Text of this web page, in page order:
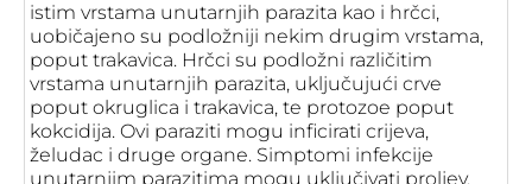
istim vrstama unutarnjih parazita kao i hrčci,
uobičajeno su podložniji nekim drugim vrstama,
poput trakavica. Hrčci su podložni različitim
vrstama unutarnjih parazita, uključujući crve
poput okruglica i trakavica, te protozoe poput
kokcidija. Ovi paraziti mogu inficirati crijeva,
želudac i druge organe. Simptomi infekcije
unutarnjim parazitima mogu uključivati proljev,